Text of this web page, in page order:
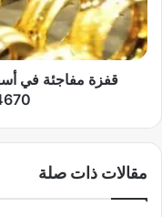
ت
ع
ل
ط
ت
ا
ج
ئ
ع
4670 جنيهًا للمرة
مقالات ذات صلة